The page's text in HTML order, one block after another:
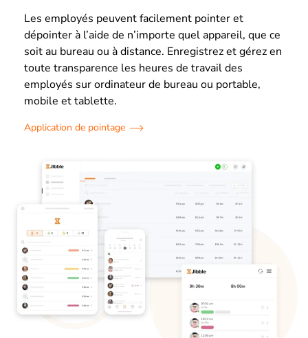
Les employés peuvent facilement pointer et
dépointer à l’aide de n’importe quel appareil, que ce
soit au bureau ou à distance. Enregistrez et gérez en
toute transparence les heures de travail des
employés sur ordinateur de bureau ou portable,
mobile et tablette.
Application de pointage